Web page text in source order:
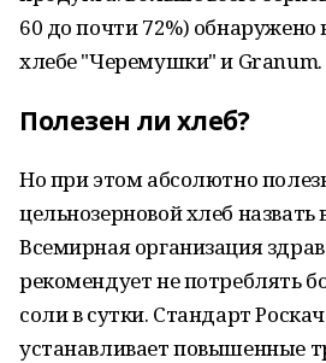
60 до почти 72%) обнаружено
хлебе "Черемушки" и Granum.
Полезен ли хлеб?
Но при этом абсолютно
цельнозерновой хлеб назвать
Всемирная организация
рекомендует не потреблять
соли в сутки. Стандарт
устанавливает повышенные